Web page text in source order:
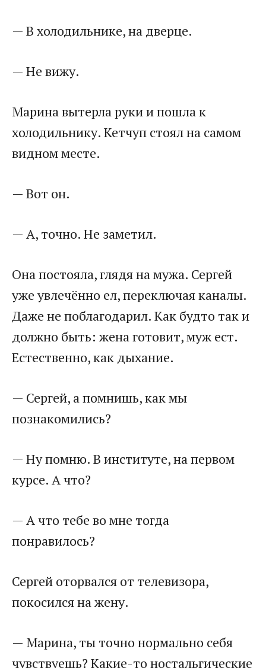
— В холодильнике, на дверце.
— Не вижу.
Марина вытерла руки и пошла к
холодильнику. Кетчуп стоял на самом
видном месте.
— Вот он.
— А, точно. Не заметил.
Она постояла, глядя на мужа. Сергей
уже увлечённо ел, переключая каналы.
Даже не поблагодарил. Как будто так и
должно быть: жена готовит, муж ест.
Естественно, как дыхание.
— Сергей, а помнишь, как мы
познакомились?
— Ну помню. В институте, на первом
курсе. А что?
— А что тебе во мне тогда
понравилось?
Сергей оторвался от телевизора,
покосился на жену.
— Марина, ты точно нормально себя
чувствуешь? Какие-то ностальгические